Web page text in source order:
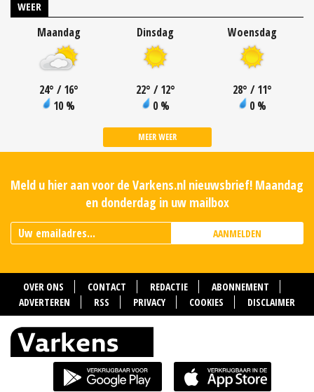
WEER
Maandag
24° / 16°
10 %
Dinsdag
22° / 12°
0 %
Woensdag
28° / 11°
0 %
MEER WEER
Meld u hier aan voor de Varkens.nl nieuwsbrief! Maandag
en donderdag in uw mailbox
AANMELDEN
OVER ONS CONTACT REDACTIE
ABONNEMENT
ADVERTEREN
RSS PRIVACY COOKIES DISCLAIMER